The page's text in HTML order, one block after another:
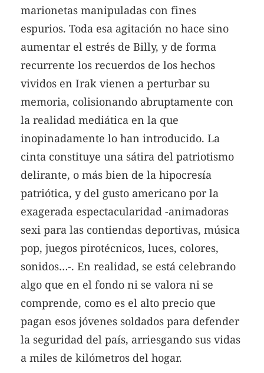
marionetas manipuladas con fines
espurios. Toda esa agitación no hace sino
aumentar el estrés de Billy, y de forma
recurrente los recuerdos de los hechos
vividos en Irak vienen a perturbar su
memoria, colisionando abruptamente con
la realidad mediática en la que
inopinadamente lo han introducido. La
cinta constituye una sátira del patriotismo
delirante, o más bien de la hipocresía
patriótica, y del gusto americano por la
exagerada espectacularidad -animadoras
sexi para las contiendas deportivas, música
pop, juegos pirotécnicos, luces, colores,
sonidos…-. En realidad, se está celebrando
algo que en el fondo ni se valora ni se
comprende, como es el alto precio que
pagan esos jóvenes soldados para defender
la seguridad del país, arriesgando sus vidas
a miles de kilómetros del hogar.